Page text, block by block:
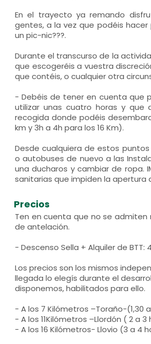
En el trayecto ya remando
gentes, a la vez que podéis
un pic-nic???.
Durante el transcurso de la
que escogeréis a vuestra
que contéis, o cualquier otra
- Debéis de tener en cuenta que
utilizar unas cuatro horas y que
recogida donde podéis
km y 3h a 4h para los 16 Km).
Desde cualquiera de estos
o autobuses de nuevo a las
una ducharos y cambiar de ropa.
sanitarias que impiden la apertura
Precios
Ten en cuenta que no se
de antelación.
- Descenso Sella + Alquiler de BTT:
Los precios son los mismos
llegada lo elegís durante el
disponemos, habilitados para ello.
- A los 7 Kilómetros –Toraño-(1,30
- A los 11Kilómetros –Llordón ( 2 a 3
- A los 16 Kilómetros- Llovio (3 a 4